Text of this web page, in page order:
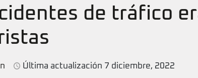
de tráfico
Última actualización 7 diciembre, 2022